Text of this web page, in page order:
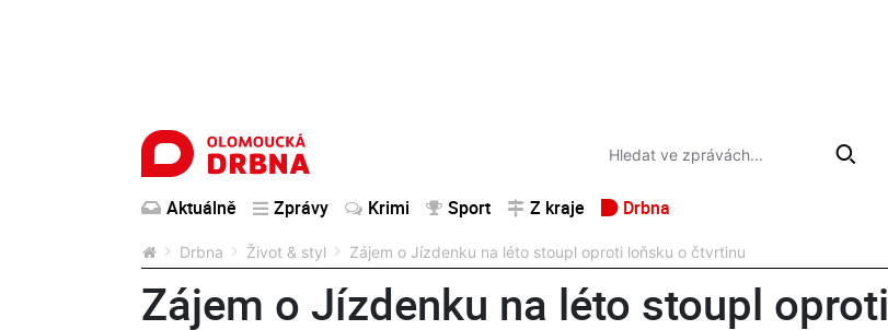
Aktuálně Zprávy Krimi Sport Z kraje Drbna
Drbna Život & styl Zájem o Jízdenku na léto stoupl oproti loňsku o čtvrtinu
Zájem o Jízdenku na léto stoupl oproti